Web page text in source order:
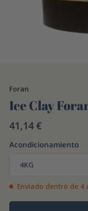
Foran
Ice Clay
41,14 €
Acondicionamiento
4KG
Enviado dentro de 4